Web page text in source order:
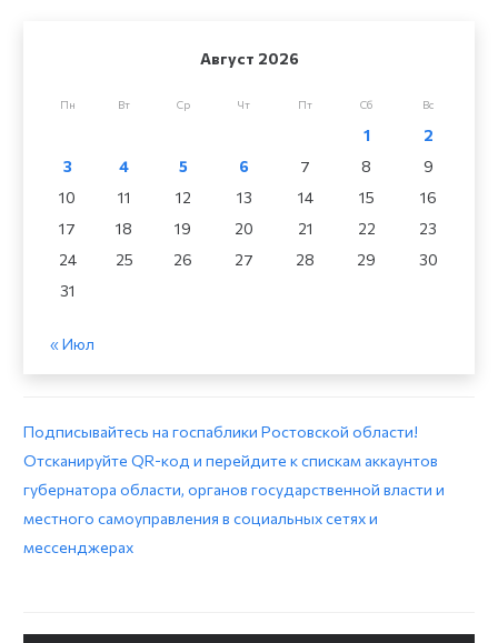
Август 2026
Пн Вт Ср Чт Пт Сб Вс
1
2
3
4 5 6 7 8
9
10
11 12 13 14 15
16
17
18 19 20 21 22
23
24
25 26 27 28 29
30
31
« Июл
Подписывайтесь на госпаблики Ростовской области!
Отсканируйте QR-код и перейдите к спискам аккаунтов
губернатора области, органов государственной власти и
местного самоуправления в социальных сетях и
мессенджерах